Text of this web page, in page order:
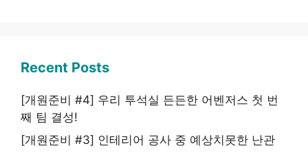
Recent Posts
[개원준비 #4] 우리 투석실 든든한 어벤저스 첫 번
째 팀 결성!
[개원준비 #3] 인테리어 공사 중 예상치못한 난관